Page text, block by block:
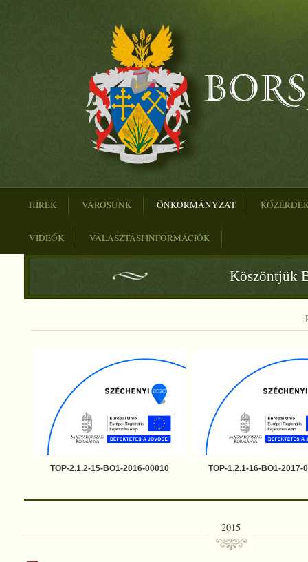
HÍREK VÁROSUNK ÖNKORMÁNYZAT
VIDEÓK VÁLASZTÁSI INFORMÁCIÓK
Köszöntjük
TOP-2.1.2-15-BO1-2016-00010 TOP-1.2.1-16-BO1-2017-
2015